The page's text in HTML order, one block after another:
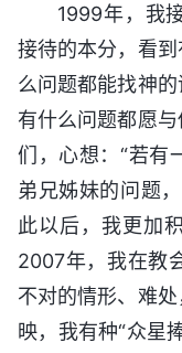
1999年，我
接待的本分，看
么问题都能找神的
有什么问题都愿
们，心想：“若有
弟兄姊妹的问题
此以后，我更加
2007年，我在教
不对的情形、难
映，我有种“众星